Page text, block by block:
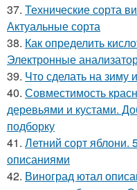
37. Технические сорта
Актуальные сорта
38. Как определить
Электронные
39. Что сделать на зиму
40. Совместимость
деревьями и кустами.
подборку
41. Летний сорт яблони.
описаниями
42. Виноград ютал